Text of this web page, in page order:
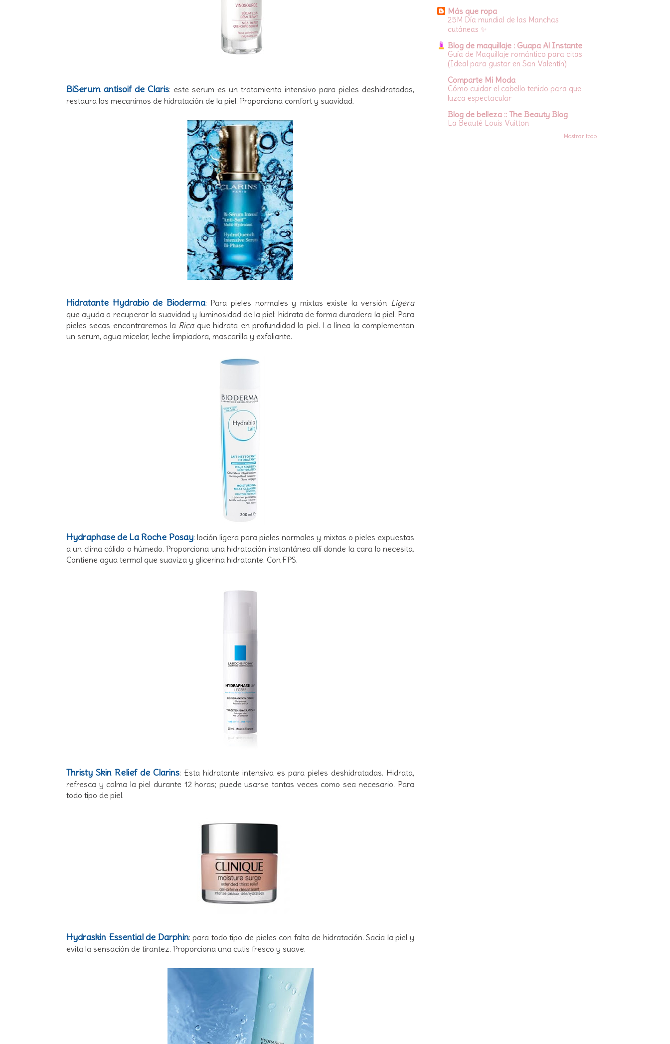
BiSerum antisoif de Claris: este serum es un tratamiento intensivo para pieles deshidratadas,
restaura los mecanimos de hidratación de la piel. Proporciona comfort y suavidad.
Hidratante Hydrabio de Bioderma: Para pieles normales y mixtas existe la versión Ligera
que ayuda a recuperar la suavidad y luminosidad de la piel: hidrata de forma duradera la piel. Para
pieles secas encontraremos la Rica que hidrata en profundidad la piel. La línea la complementan
un serum, agua micelar, leche limpiadora, mascarilla y exfoliante.
Hydraphase de La Roche Posay: loción ligera para pieles normales y mixtas o pieles expuestas
a un clima cálido o húmedo. Proporciona una hidratación instantánea allí donde la cara lo necesita.
Contiene agua termal que suaviza y glicerina hidratante. Con FPS.
Thristy Skin Relief de Clarins: Esta hidratante intensiva es para pieles deshidratadas. Hidrata,
refresca y calma la piel durante 12 horas; puede usarse tantas veces como sea necesario. Para
todo tipo de piel.
Hydraskin Essential de Darphin: para todo tipo de pieles con falta de hidratación. Sacia la piel y
evita la sensación de tirantez. Proporciona una cutis fresco y suave.
Más que ropa
25M Día mundial de las Manchas
cutáneas ✨
Blog de maquillaje : Guapa Al Instante
Guía de Maquillaje romántico para citas
(Ideal para gustar en San Valentín)
Comparte Mi Moda
Cómo cuidar el cabello teñido para que
luzca espectacular
Blog de belleza :: The Beauty Blog
La Beauté Louis Vuitton
Mostrar todo